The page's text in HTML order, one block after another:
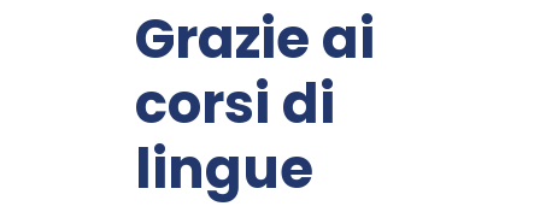
Grazie ai
corsi di
lingue